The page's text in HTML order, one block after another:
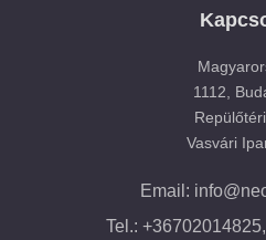
1112,
Vasvári
Email:
Tel.: